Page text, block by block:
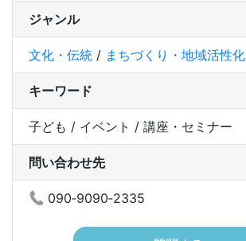
ジャンル
文化・伝統 / まちづくり・地域活性化
キーワード
子ども / イベント / 講座・セミナー
問い合わせ先
090‐9090‐2335